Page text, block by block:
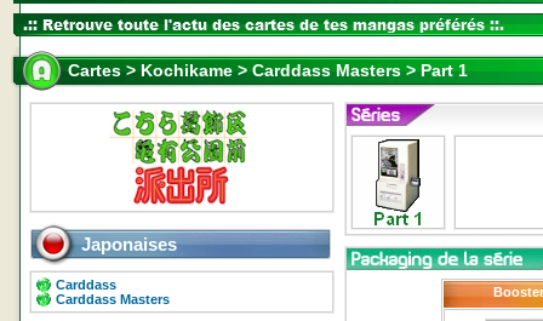
Cartes > Kochikame > Carddass Masters > Part 1
Japonaises
Carddass
Carddass Masters
Booster